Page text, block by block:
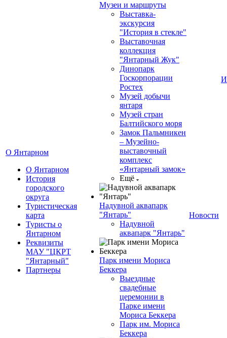
О Янтарном
О Янтарном
История
городского
округа
Туристическая
карта
Туристы о
Янтарном
Реквизиты
МАУ "ЦКРТ
"Янтарный"
Партнеры
Музеи и маршруты
Выставка-
экскурсия
"История в стекле"
Выставочная
коллекция
"Янтарный Жук"
Динопарк
Госкорпорации
Ростех
Музей добычи
янтаря
Музей стран
Балтийского моря
Замок Пальмникен
– Музейно-
выставочный
комплекс
«Янтарный замок»
Ещё
Надувной аквапарк
"Янтарь"
Надувной
аквапарк "Янтарь"
Парк имени Мориса
Беккера
Выездные
свадебные
церемонии в
Парке имени
Мориса Беккера
Парк им. Мориса
Беккера
Новости